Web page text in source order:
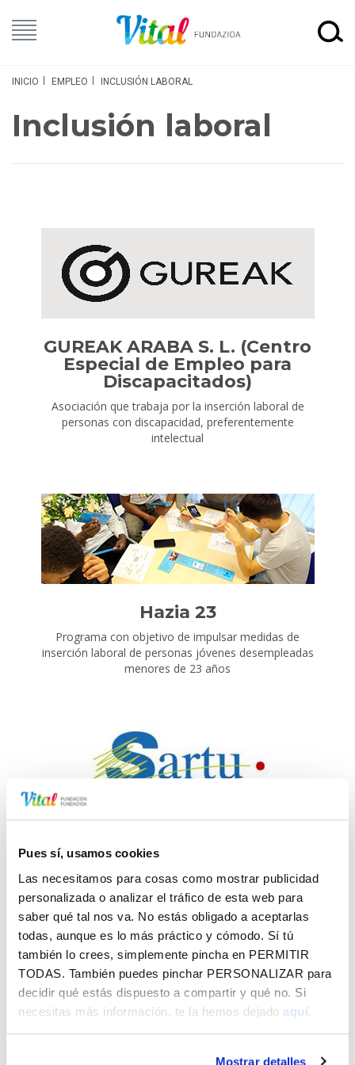
Pues sí, usamos cookies
Las necesitamos para cosas como mostrar publicidad
personalizada o analizar el tráfico de esta web para
saber qué tal nos va. No estás obligado a aceptarlas
todas, aunque es lo más práctico y cómodo. Sí tú
también lo crees, simplemente pincha en PERMITIR
TODAS. También puedes pinchar PERSONALIZAR para
decidir qué estás dispuesto a compartir y qué no. Si
necesitas más información, te la hemos dejado aquí.
Mostrar detalles
INICIO EMPLEO INCLUSIÓN LABORAL
Inclusión laboral
GUREAK ARABA S. L. (Centro
Especial de Empleo para
Discapacitados)
Asociación que trabaja por la inserción laboral de
personas con discapacidad, preferentemente
intelectual
Hazia 23
Programa con objetivo de impulsar medidas de
inserción laboral de personas jóvenes desempleadas
menores de 23 años
como un servicio público más de la red de servicios
comunitarios de